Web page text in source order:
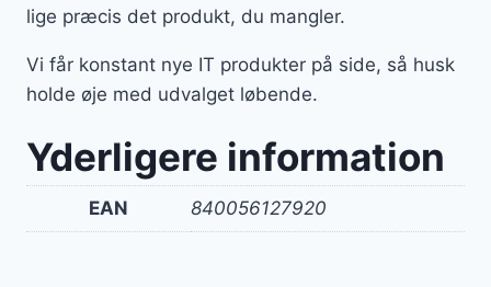
lige præcis det produkt, du mangler.
Vi får konstant nye IT produkter på side, så husk
holde øje med udvalget løbende.
Yderligere information
EAN 840056127920